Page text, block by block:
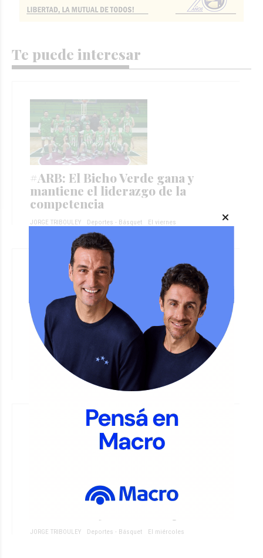
Te puede interesar
#ARB: El Bicho Verde gana y
mantiene el liderazgo de la
competencia
JORGE TRIBOULEY Deportes - Básquet El viernes
#ARB: Esta noche, Unión recibe a
Ben Hur en la Fortaleza
JORGE TRIBOULEY Deportes - Básquet
Las Gigantes clasificaron a
JORGE TRIBOULEY Deportes - Básquet El miércoles